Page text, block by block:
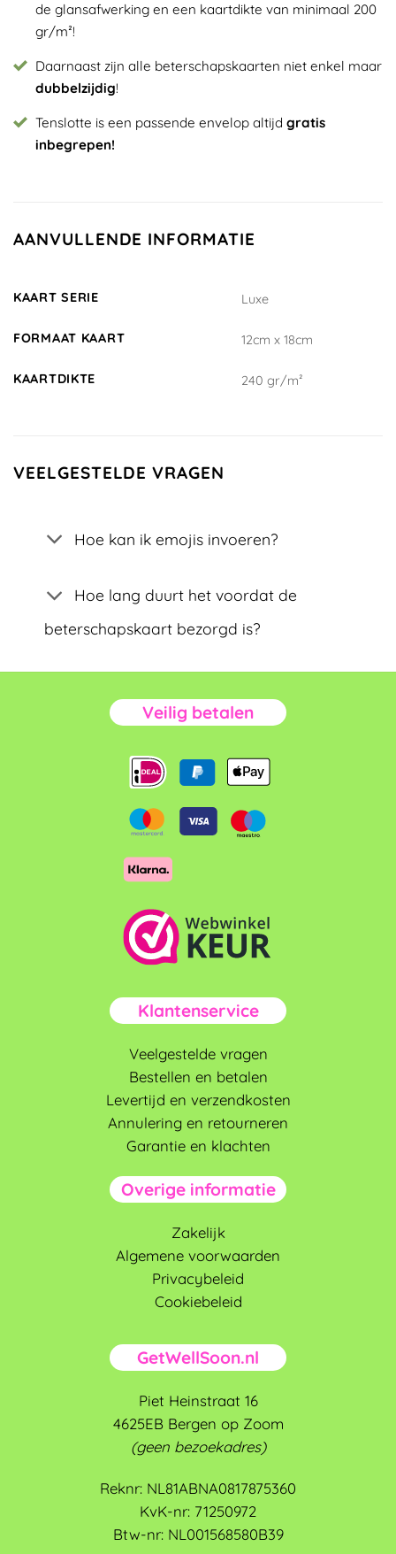
de glansafwerking en een kaartdikte van minimaal 200
gr/m²!
Daarnaast zijn alle beterschapskaarten niet enkel maar
dubbelzijdig!
Tenslotte is een passende envelop altijd gratis
inbegrepen!
AANVULLENDE INFORMATIE
KAART SERIE Luxe
FORMAAT KAART 12cm x 18cm
KAARTDIKTE 240 gr/m²
VEELGESTELDE VRAGEN
Hoe kan ik emojis invoeren?
Hoe lang duurt het voordat de
beterschapskaart bezorgd is?
Veilig betalen
Klantenservice
Veelgestelde vragen
Bestellen en betalen
Levertijd en verzendkosten
Annulering en retourneren
Garantie en klachten
Overige informatie
Zakelijk
Algemene voorwaarden
Privacybeleid
Cookiebeleid
GetWellSoon.nl
Piet Heinstraat 16
4625EB Bergen op Zoom
(geen bezoekadres)
Reknr: NL81ABNA0817875360
KvK-nr: 71250972
Btw-nr: NL001568580B39